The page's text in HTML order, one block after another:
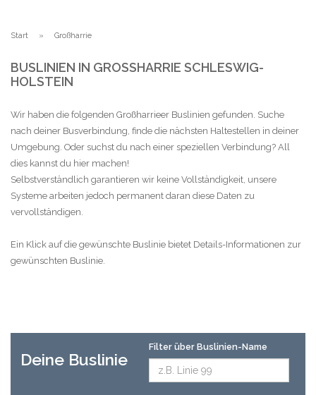
Start Großharrie
BUSLINIEN IN GROSSHARRIE SCHLESWIG-H
OLSTEIN
Wir haben die folgenden Großharrieer Buslinien gefunden. Suche
nach deiner Busverbindung, finde die nächsten Haltestellen in deiner
Umgebung. Oder suchst du nach einer speziellen Verbindung? All
dies kannst du hier machen!
Selbstverständlich garantieren wir keine Vollständigkeit, unsere
Systeme arbeiten jedoch permanent daran diese Daten zu
vervollständigen.
Ein Klick auf die gewünschte Buslinie bietet Details-Informationen zur
gewünschten Buslinie.
Deine Buslinie
Filter über Buslinien-Name